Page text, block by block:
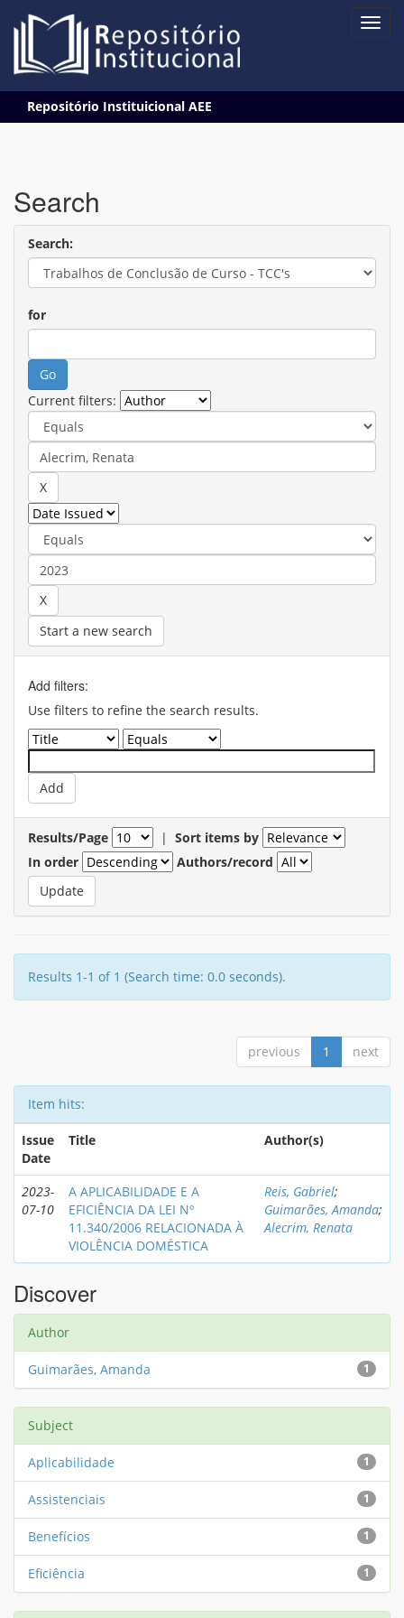
navigation
Repositório Instituicional AEE
Search
Search:
for
Current filters:
Start a new search
Add filters:
Use filters to refine the search results.
Results/Page | Sort items by
In order
Authors/record
Results 1-1 of 1 (Search time: 0.0 seconds).
previous 1 next
Item hits:
Issue
Date
Title Author(s)
2023-
07-10
A APLICABILIDADE E A
EFICIÊNCIA DA LEI Nº
11.340/2006 RELACIONADA À
VIOLÊNCIA DOMÉSTICA
Reis, Gabriel;
Guimarães, Amanda;
Alecrim, Renata
Discover
Author
1
Guimarães, Amanda
Subject
1
Aplicabilidade
1
Assistenciais
1
Benefícios
1
Eficiência